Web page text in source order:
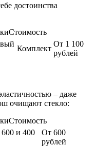
достоинства
Комплект
От 1 100
рублей
– даже
очищают стекло:
и 400
От 600
рублей